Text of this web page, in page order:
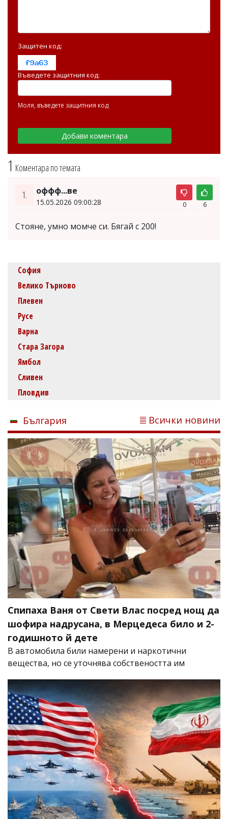
1 Коментара по темата
1. оффф...ве
15.05.2026 09:00:28 0 6
Стояне, умно момче си. Бягай с 200!
Защитен код:
Въведете защитния код:
Моля, въведете защитния код
София
Велико Търново
Плевен
Русе
Варна
Стара Загора
Ямбол
Сливен
Пловдив
България Всички новини
Спипаха Ваня от Свети Влас посред нощ да
шофира надрусана, в Мерцедеса било и 2-
годишното й дете
В автомобила били намерени и наркотични
вещества, но се уточнява собствеността им